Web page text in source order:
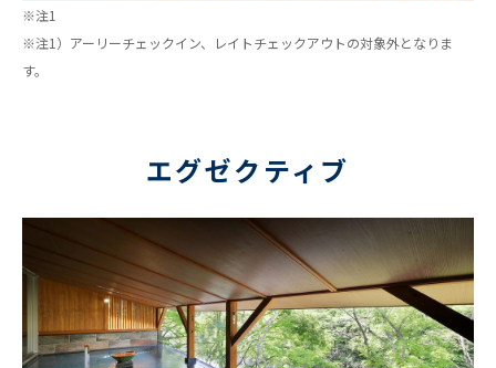
※注1
※注1）アーリーチェックイン、レイトチェックアウトの対象外となりま
す。
エグゼクティブ